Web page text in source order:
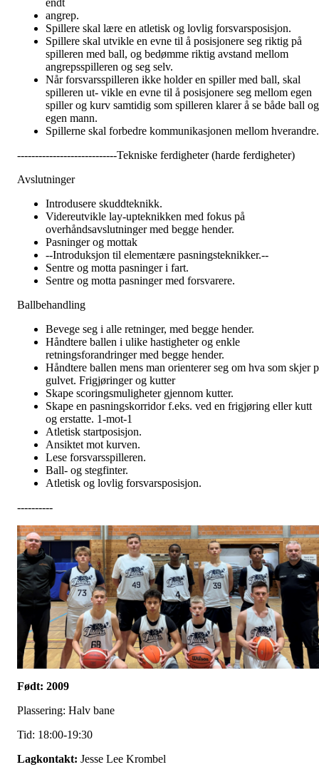
endt
angrep.
Spillere skal lære en atletisk og lovlig forsvarsposisjon.
Spillere skal utvikle en evne til å posisjonere seg riktig på
spilleren med ball, og bedømme riktig avstand mellom
angrepsspilleren og seg selv.
Når forsvarsspilleren ikke holder en spiller med ball, skal
spilleren ut- vikle en evne til å posisjonere seg mellom egen
spiller og kurv samtidig som spilleren klarer å se både ball og
egen mann.
Spillerne skal forbedre kommunikasjonen mellom hverandre.
----------------------------Tekniske ferdigheter (harde ferdigheter)
Avslutninger
Introdusere skuddteknikk.
Videreutvikle lay-upteknikken med fokus på
overhåndsavslutninger med begge hender.
Pasninger og mottak
--Introduksjon til elementære pasningsteknikker.--
Sentre og motta pasninger i fart.
Sentre og motta pasninger med forsvarere.
Ballbehandling
Bevege seg i alle retninger, med begge hender.
Håndtere ballen i ulike hastigheter og enkle
retningsforandringer med begge hender.
Håndtere ballen mens man orienterer seg om hva som skjer
gulvet. Frigjøringer og kutter
Skape scoringsmuligheter gjennom kutter.
Skape en pasningskorridor f.eks. ved en frigjøring eller kutt
og erstatte. 1-mot-1
Atletisk startposisjon.
Ansiktet mot kurven.
Lese forsvarsspilleren.
Ball- og stegfinter.
Atletisk og lovlig forsvarsposisjon.
----------
Født: 2009
Plassering: Halv bane
Tid: 18:00-19:30
Lagkontakt: Jesse Lee Krombel